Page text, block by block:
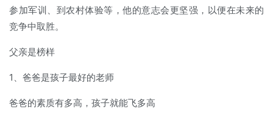
参加军训、到农村体验等，他的意志会更坚强，以便在未来的
竞争中取胜。
父亲是榜样
1、爸爸是孩子最好的老师
爸爸的素质有多高，孩子就能飞多高